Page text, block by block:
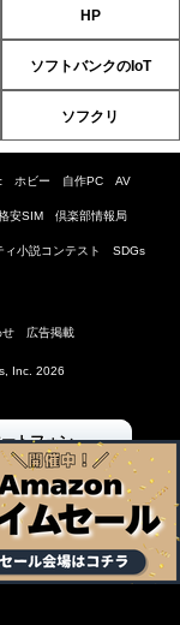
HP
ソフトバンクのIoT
ソフクリ
ホビー 自作PC AV
安SIM 倶楽部情報局
小説コンテスト SDGs
せ 広告掲載
Inc. 2026
トフォン